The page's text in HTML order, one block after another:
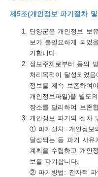
제5조(개인정보 파기절차
단양군은 개인정보 보
보가 불필요하게 되었
기합니다.
정보주체로부터 동의
처리목적이 달성되었
정보를 계속 보존하여
개인정보파일)을 별도
장소를 달리하여 보존
개인정보 파기의 절차
① 파기절차: 개인정보
달성되는 등 파기 사유
계획을 수립하고 개인
보를 파기합니다.
② 파기방법: 전자적 파